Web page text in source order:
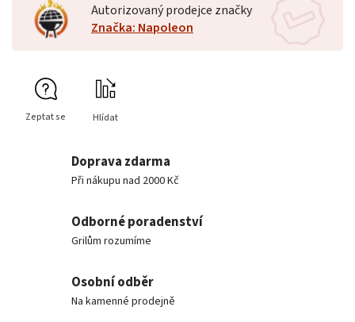
Autorizovaný prodejce značky
Značka: Napoleon
Zeptat se Hlídat
Doprava zdarma
Při nákupu nad 2000 Kč
Odborné poradenství
Grilům rozumíme
Osobní odběr
Na kamenné prodejně